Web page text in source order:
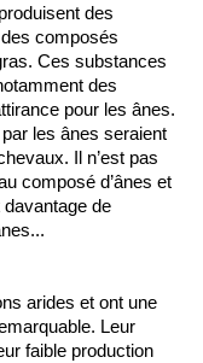
des
composés
Ces substances
des
pour les ânes.
les ânes seraient
Il n’est pas
composé d’ânes et
de
arides et ont une
Leur
faible production